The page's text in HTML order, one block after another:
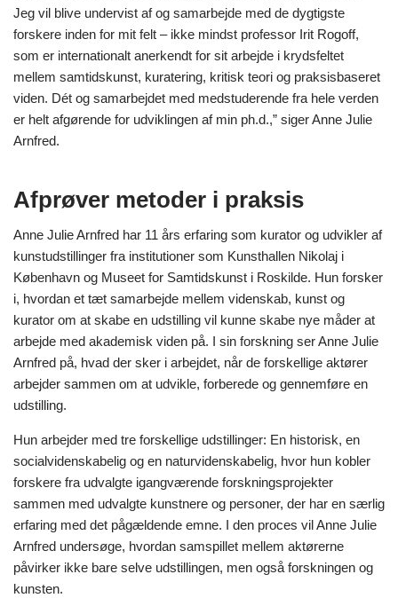
Jeg vil blive undervist af og samarbejde med de dygtigste
forskere inden for mit felt – ikke mindst professor Irit Rogoff,
som er internationalt anerkendt for sit arbejde i krydsfeltet
mellem samtidskunst, kuratering, kritisk teori og praksisbaseret
viden. Dét og samarbejdet med medstuderende fra hele verden
er helt afgørende for udviklingen af min ph.d.,” siger Anne Julie
Arnfred.
Afprøver metoder i praksis
Anne Julie Arnfred har 11 års erfaring som kurator og udvikler af
kunstudstillinger fra institutioner som Kunsthallen Nikolaj i
København og Museet for Samtidskunst i Roskilde. Hun forsker
i, hvordan et tæt samarbejde mellem videnskab, kunst og
kurator om at skabe en udstilling vil kunne skabe nye måder at
arbejde med akademisk viden på. I sin forskning ser Anne Julie
Arnfred på, hvad der sker i arbejdet, når de forskellige aktører
arbejder sammen om at udvikle, forberede og gennemføre en
udstilling.
Hun arbejder med tre forskellige udstillinger: En historisk, en
socialvidenskabelig og en naturvidenskabelig, hvor hun kobler
forskere fra udvalgte igangværende forskningsprojekter
sammen med udvalgte kunstnere og personer, der har en særlig
erfaring med det pågældende emne. I den proces vil Anne Julie
Arnfred undersøge, hvordan samspillet mellem aktørerne
påvirker ikke bare selve udstillingen, men også forskningen og
kunsten.